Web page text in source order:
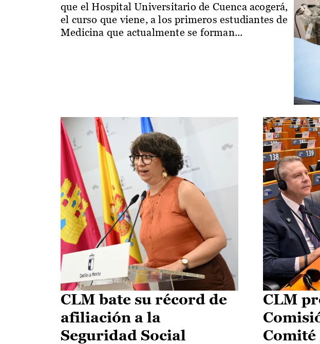
que el Hospital Universitario de Cuenca acogerá,
el curso que viene, a los primeros estudiantes de
Medicina que actualmente se forman...
CLM bate su récord de
afiliación a la
Seguridad Social
CLM
Comité